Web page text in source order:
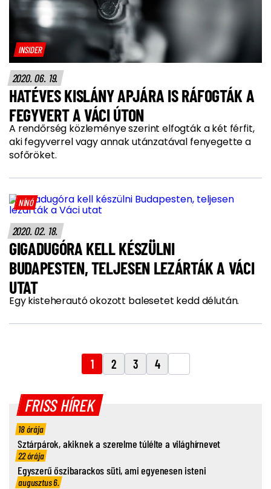
INSIDER
2020. 06. 19.
HATÉVES KISLÁNY APJÁRA IS RÁFOGTÁK A
FEGYVERT A VÁCI ÚTON
A rendőrség közleménye szerint elfogták a két férfit,
aki fegyverrel vagy annak utánzatával fenyegette a
sofőröket.
NÍNÓ
2020. 02. 18.
GIGADUGÓRA KELL KÉSZÜLNI
BUDAPESTEN, TELJESEN LEZÁRTÁK A VÁCI
UTAT
Egy kisteherautó okozott balesetet kedd délután.
1 2 3 4
FRISS HÍREK
18 órája
Sztárpárok, akiknek a szerelme túlélte a világhírnevet
22 órája
Egyszerű őszibarackos süti, ami egyenesen isteni
augusztus 6.